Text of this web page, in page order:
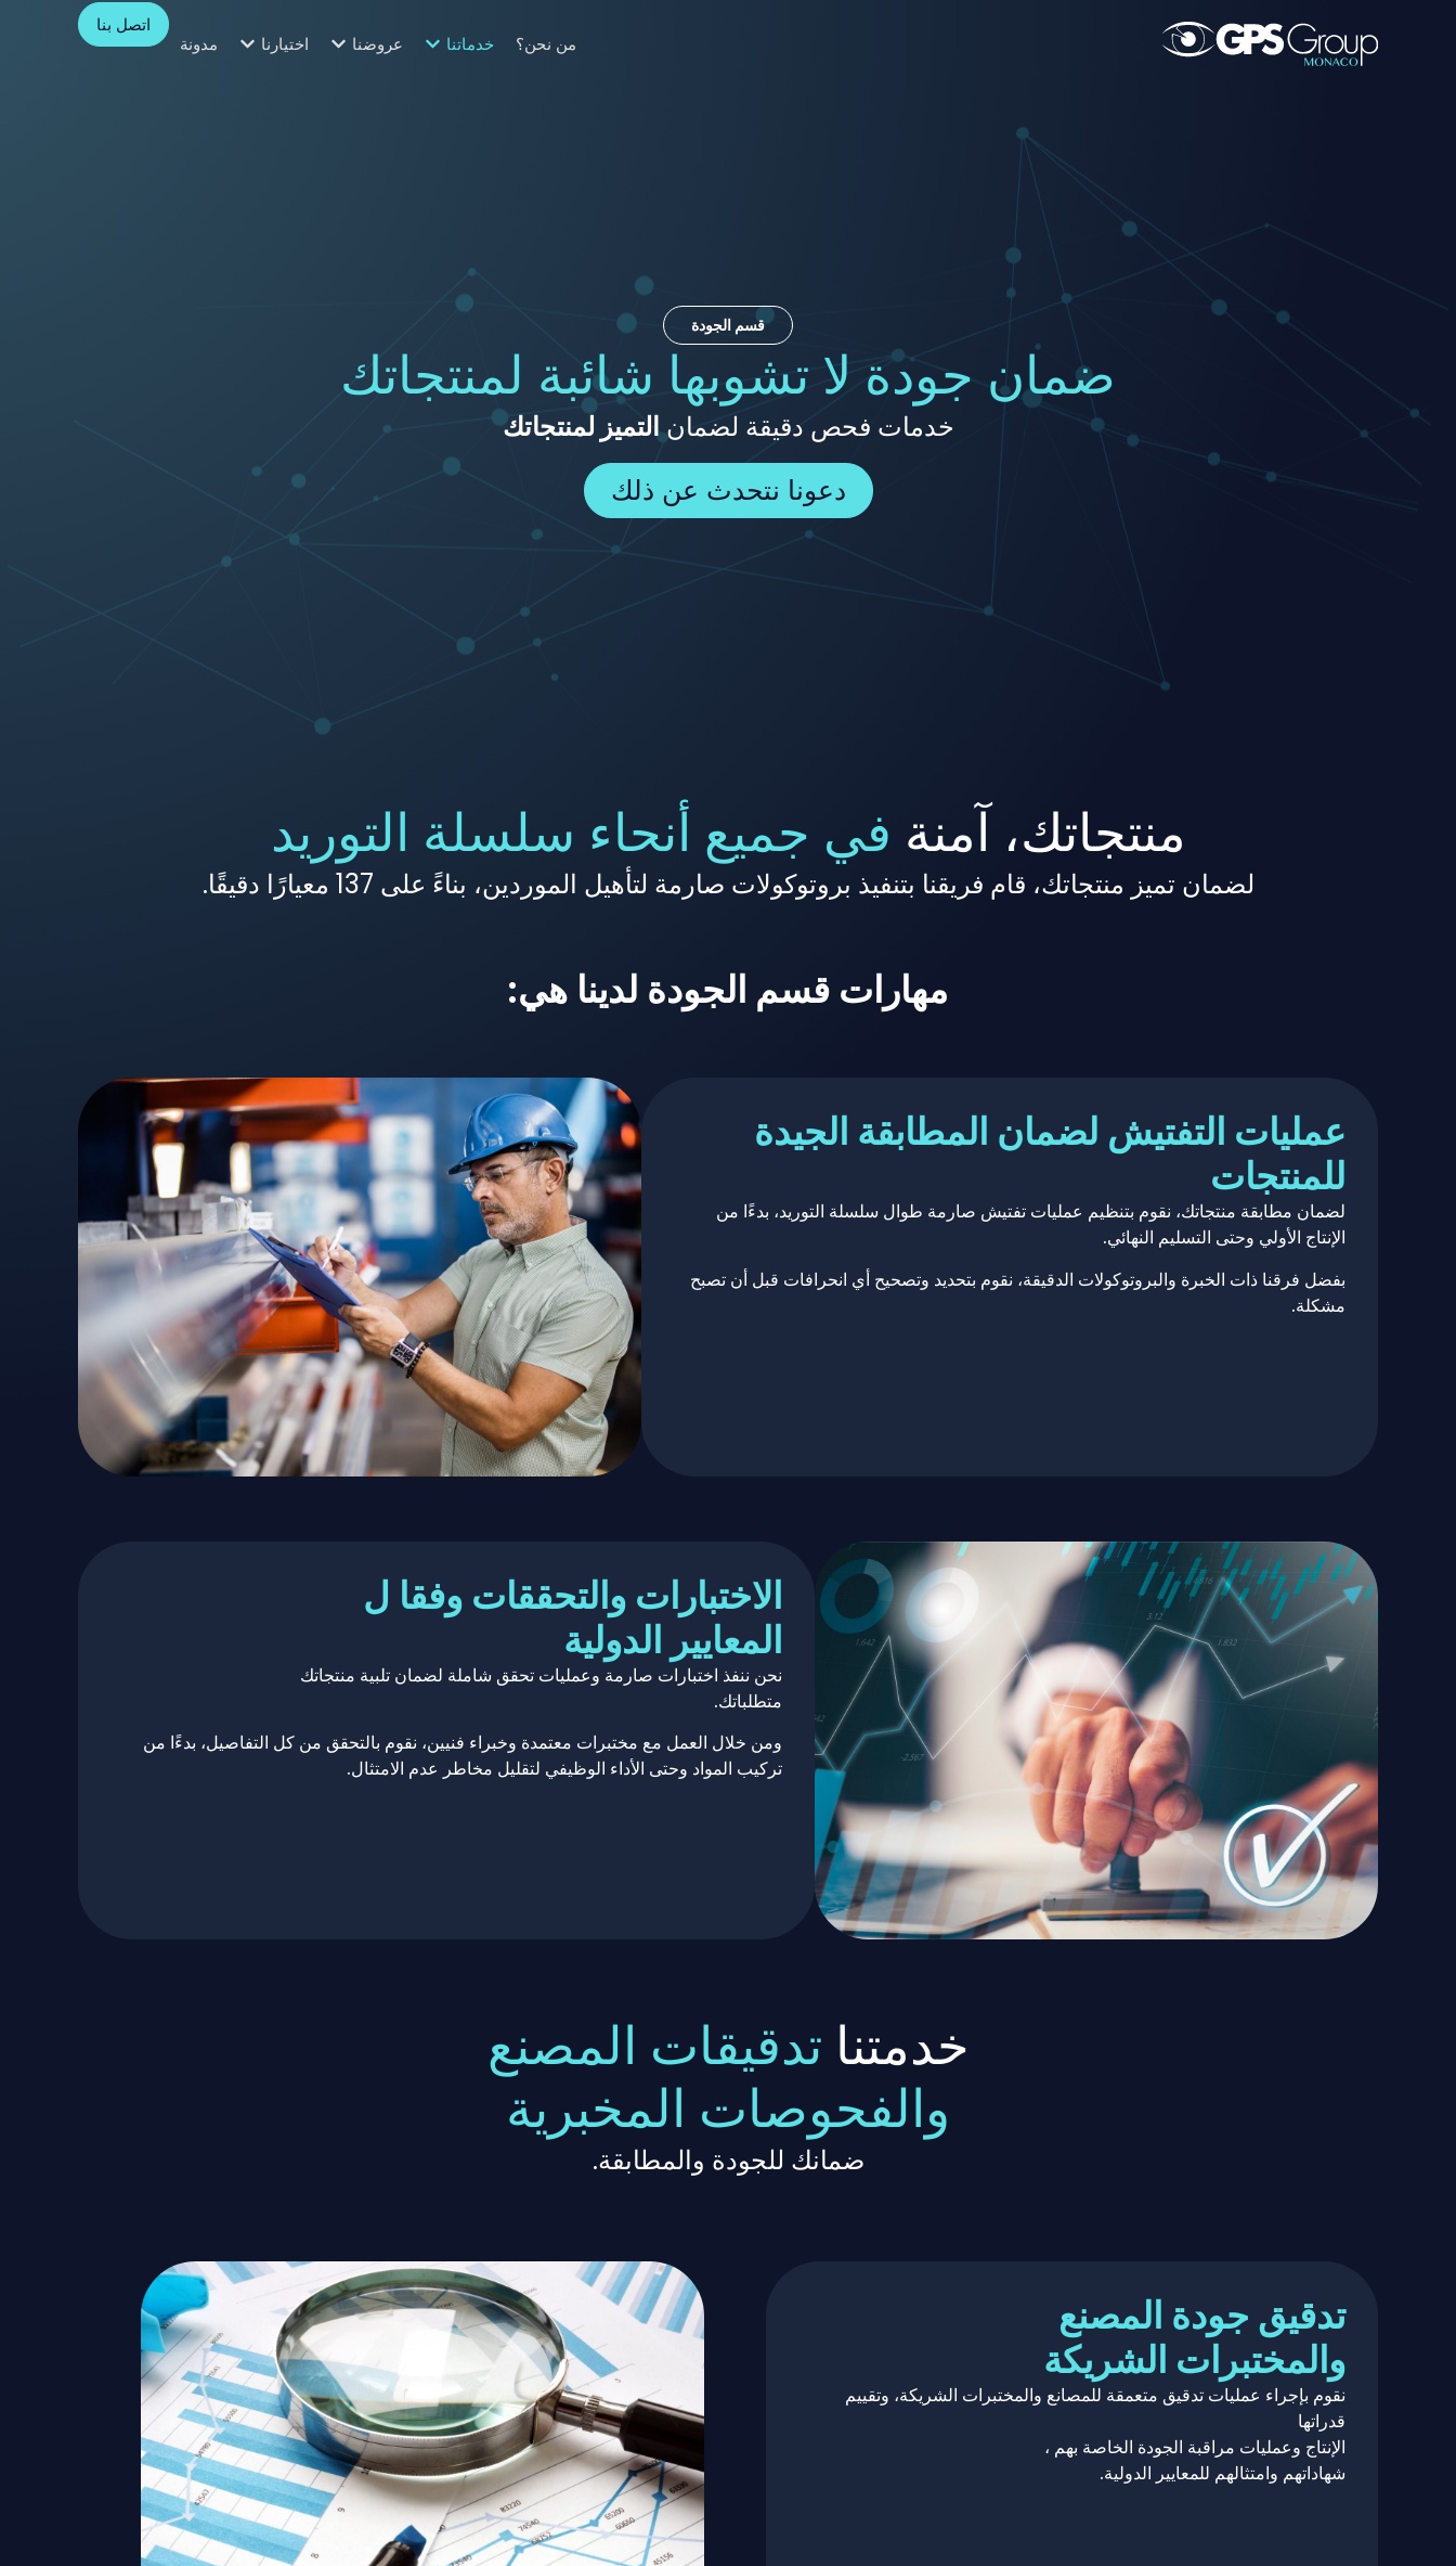
من نحن؟ خدماتنا عروضنا اختيارنا مدونة
اتصل بنا
قسم الجودة
ضمان جودة لا تشوبها شائبة لمنتجاتك
خدمات فحص دقيقة لضمانالتميز لمنتجاتك
دعونا نتحدث عن ذلك
منتجاتك، آمنة في جميع أنحاء سلسلة التوريد
لضمان تميز منتجاتك، قام فريقنا بتنفيذ بروتوكولات صارمة لتأهيل الموردين، بناءً على 137 معيارًا دقيقًا.
مهارات قسم الجودة لدينا هي:
عمليات التفتيش لضمان المطابقة الجيدة
للمنتجات
لضمان مطابقة منتجاتك، نقوم بتنظيم عمليات تفتيش صارمة طوال سلسلة التوريد، بدءًا من
الإنتاج الأولي وحتى التسليم النهائي.
بفضل فرقنا ذات الخبرة والبروتوكولات الدقيقة، نقوم بتحديد وتصحيح أي انحرافات قبل أن تصبح
مشكلة.
الاختبارات والتحققات وفقا ل
المعايير الدولية
نحن ننفذ اختبارات صارمة وعمليات تحقق شاملة لضمان تلبية منتجاتك
متطلباتك.
ومن خلال العمل مع مختبرات معتمدة وخبراء فنيين، نقوم بالتحقق من كل التفاصيل، بدءًا من
تركيب المواد وحتى الأداء الوظيفي لتقليل مخاطر عدم الامتثال.
خدمتنا تدقيقات المصنع
والفحوصات المخبرية
ضمانك للجودة والمطابقة.
تدقيق جودة المصنع
والمختبرات الشريكة
نقوم بإجراء عمليات تدقيق متعمقة للمصانع والمختبرات الشريكة، وتقييم
قدراتها
الإنتاج وعمليات مراقبة الجودة الخاصة بهم ،
شهاداتهم وامتثالهم للمعايير الدولية.